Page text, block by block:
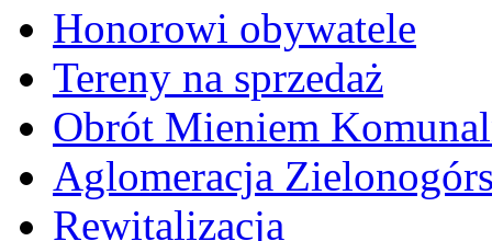
Honorowi obywatele
Tereny na sprzedaż
Obrót Mieniem
Aglomeracja
Rewitalizacja